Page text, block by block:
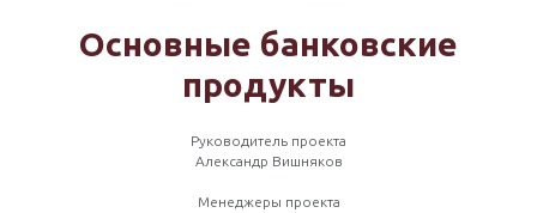
Основные банковские
продукты
Руководитель проекта
Александр Вишняков
Менеджеры проекта